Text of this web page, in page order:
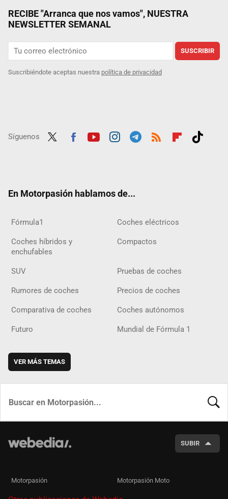
RECIBE "Arranca que nos vamos", NUESTRA
NEWSLETTER SEMANAL
SUSCRIBIR
Suscribiéndote aceptas nuestra política de privacidad
Síguenos
En Motorpasión hablamos de...
Fórmula1 Coches eléctricos
Coches híbridos y
enchufables
Compactos
SUV Pruebas de coches
Rumores de coches Precios de coches
Comparativa de coches Coches autónomos
Futuro Mundial de Fórmula 1
VER MÁS TEMAS
SUBIR
Motorpasión Motorpasión Moto